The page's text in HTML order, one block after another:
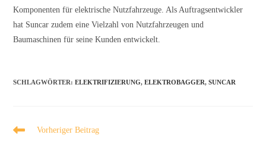
Komponenten für elektrische Nutzfahrzeuge. Als Auftragsentwickler
hat Suncar zudem eine Vielzahl von Nutzfahrzeugen und
Baumaschinen für seine Kunden entwickelt.
SCHLAGWÖRTER:ELEKTRIFIZIERUNG, ELEKTROBAGGER, SUNCAR
Vorheriger Beitrag